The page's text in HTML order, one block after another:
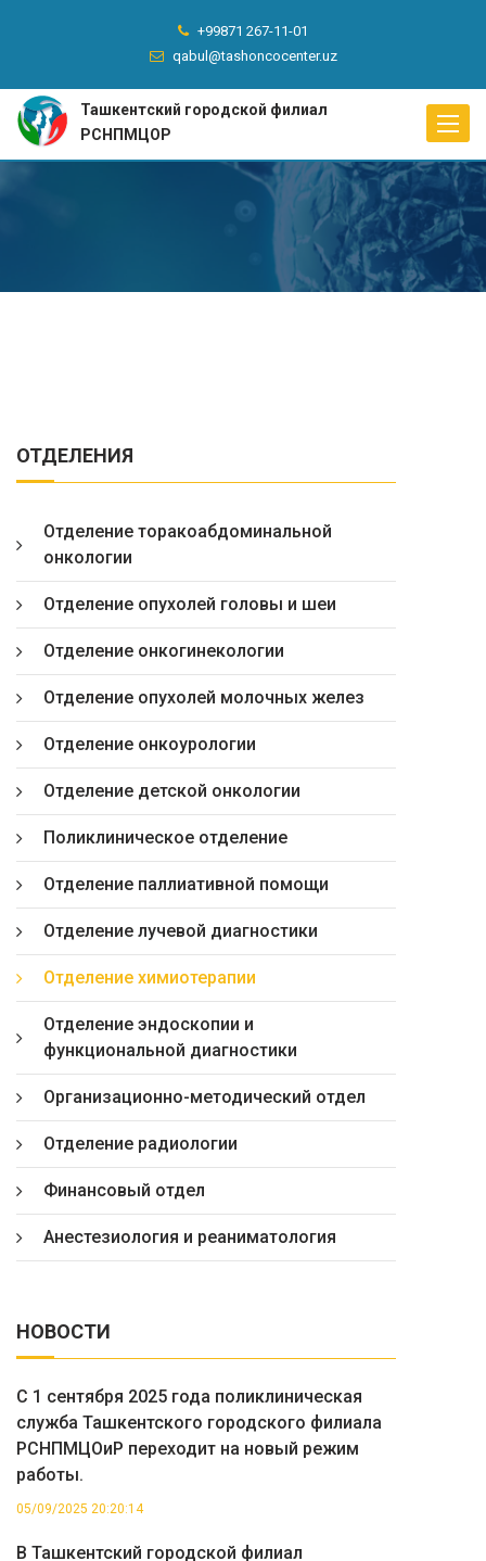
+99871 267-11-01
qabul@tashoncocenter.uz
Toggle
Ташкентский городской филиал
РСНПМЦОР
ОТДЕЛЕНИЯ
Отделение торакоабдоминальной
онкологии
Отделение опухолей головы и шеи
Отделение онкогинекологии
Отделение опухолей молочных желез
Отделение онкоурологии
Отделение детской онкологии
Поликлиническое отделение
Отделение паллиативной помощи
Отделение лучевой диагностики
Отделение химиотерапии
Отделение эндоскопии и
функциональной диагностики
Организационно-методический отдел
Отделение радиологии
Финансовый отдел
Анестезиология и реаниматология
НОВОСТИ
С 1 сентября 2025 года поликлиническая
служба Ташкентского городского филиала
РСНПМЦОиР переходит на новый режим
работы.
05/09/2025 20:20:14
В Ташкентский городской филиал